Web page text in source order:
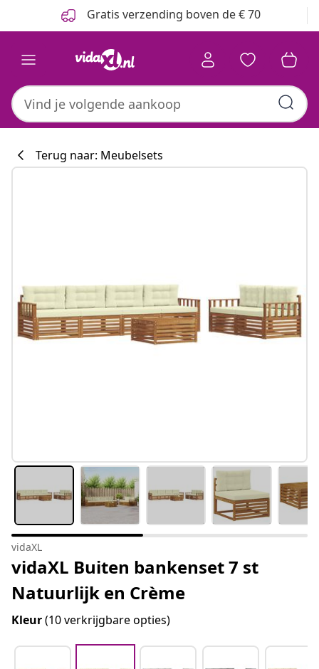
Gratis verzending boven de € 70
Terug naar: Meubelsets
vidaXL
vidaXL Buiten bankenset 7 st
Natuurlijk en Crème
Kleur(10 verkrijgbare opties)